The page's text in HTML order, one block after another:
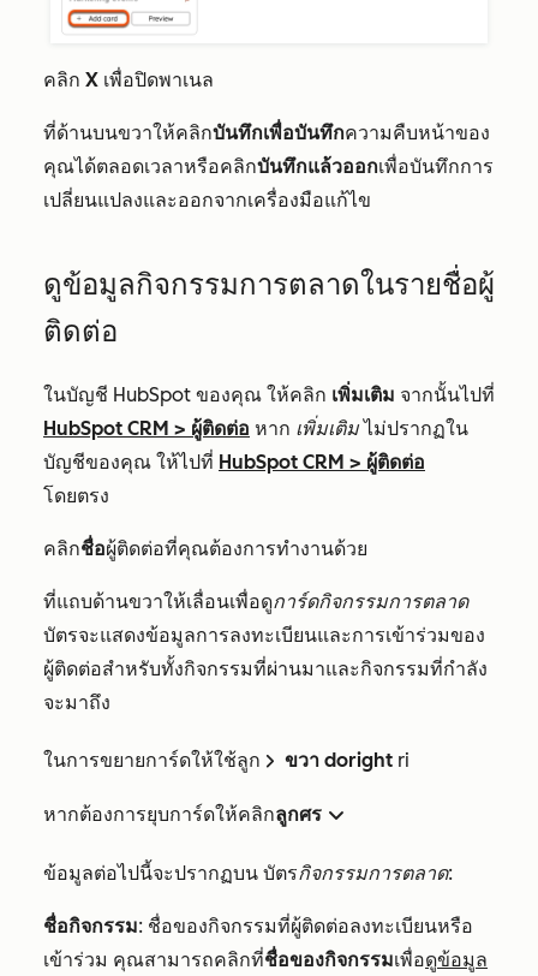
คลิก X เพื่อปิดพาเนล
ที่ด้านบนขวาให้คลิกบันทึกเพื่อบันทึกความคืบหน้าของ
คุณได้ตลอดเวลาหรือคลิกบันทึกแล้วออกเพื่อบันทึกการ
เปลี่ยนแปลงและออกจากเครื่องมือแก้ไข
ดูข้อมูลกิจกรรมการตลาดในรายชื่อผู้
ติดต่อ
ในบัญชี HubSpot ของคุณ ให้คลิก เพิ่มเติม จากนั้นไปที่
HubSpot CRM > ผู้ติดต่อ หาก เพิ่มเติมไม่ปรากฏใน
บัญชีของคุณ ให้ไปที่ HubSpot CRM > ผู้ติดต่อ
โดยตรง
คลิกชื่อผู้ติดต่อที่คุณต้องการทำงานด้วย
ที่แถบด้านขวาให้เลื่อนเพื่อดูการ์ดกิจกรรมการตลาด
บัตรจะแสดงข้อมูลการลงทะเบียนและการเข้าร่วมของ
ผู้ติดต่อสำหรับทั้งกิจกรรมที่ผ่านมาและกิจกรรมที่กำลัง
จะมาถึง
ในการขยายการ์ดให้ใช้ลูก doright ri ขวา doright ri
หากต้องการยุบการ์ดให้คลิกลูกศร down
ข้อมูลต่อไปนี้จะปรากฏบน บัตรกิจกรรมการตลาด:
ชื่อกิจกรรม: ชื่อของกิจกรรมที่ผู้ติดต่อลงทะเบียนหรือ
เข้าร่วม คุณสามารถคลิกที่ชื่อของกิจกรรมเพื่อดูข้อมูล